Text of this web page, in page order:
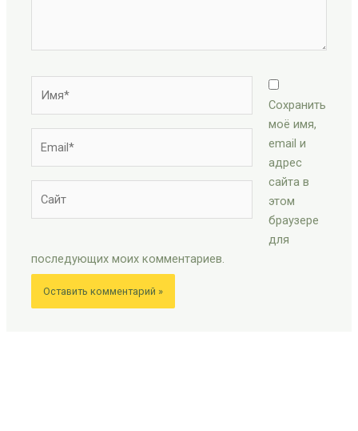
Сохранить
моё имя,
email и
адрес
сайта в
этом
браузере
для
последующих моих комментариев.